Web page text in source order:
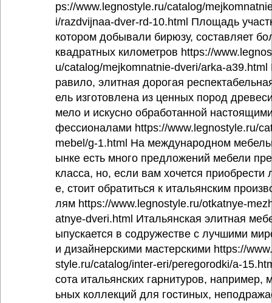
ps://www.legnostyle.ru/catalog/
i/razdvijnaa-dver-rd-10.html Площадь
котором добывали бирюзу, составляет
квадратных километров https://
u/catalog/mejkomnatnie-dveri/arka-a39.html
равило, элитная дорогая
ель изготовлена из ценных пород
мело и искусно обработанной
фессионалами https://www.legnostyle.ru/
mebel/g-1.html На международном
ынке есть много предложений мебели
класса, но, если вам хочется приобрести
е, стоит обратиться к итальянским
лям https://www.legnostyle.ru/otkatnye-
atnye-dveri.html Итальянская элитная
ыпускается в содружестве с лучшими
и дизайнерскими мастерскими https://
style.ru/catalog/inter-eri/peregorodki/a-
сота итальянских гарнитуров, например,
ьных коллекций для гостиных,